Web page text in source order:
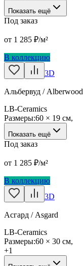
Показать ещё
Под заказ
от 1 285 ₽/м²
В коллекцию
3D
Альбервуд / Alberwood
LB-Ceramics
Размеры:60 × 19 см,
Показать ещё
Под заказ
от 1 285 ₽/м²
В коллекцию
3D
Асгард / Asgard
LB-Ceramics
Размеры:60 × 30 см,
+1